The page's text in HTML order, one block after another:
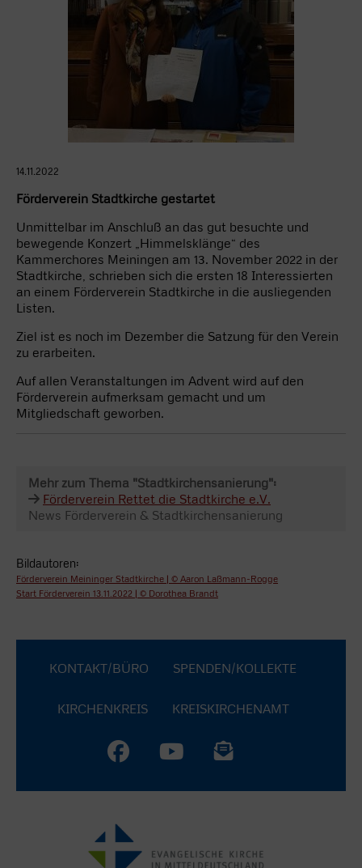
14.11.2022
Förderverein Stadtkirche gestartet
Unmittelbar im Anschluß an das gut besuchte und
bewegende Konzert „Himmelsklänge“ des
Kammerchores Meiningen am 13. November 2022 in der
Stadtkirche, schrieben sich die ersten 18 Interessierten
an einem Förderverein Stadtkirche in die ausliegenden
Listen.
Ziel ist es noch im Dezember die Satzung für den Verein
zu erarbeiten.
Auf allen Veranstaltungen im Advent wird auf den
Förderverein aufmerksam gemacht und um
Mitgliedschaft geworben.
Mehr zum Thema "Stadtkirchensanierung":
Förderverein Rettet die Stadtkirche e.V.
News Förderverein & Stadtkirchensanierung
Bildautoren:
Förderverein Meininger Stadtkirche | © Aaron Laßmann-Rogge
Start Förderverein 13.11.2022 | © Dorothea Brandt
KONTAKT/BÜRO SPENDEN/KOLLEKTE
KIRCHENKREIS KREISKIRCHENAMT